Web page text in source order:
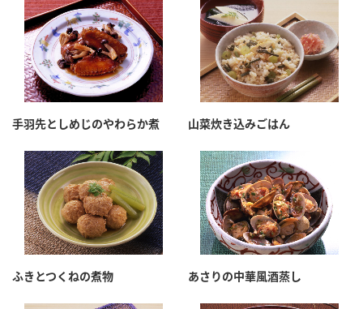
手羽先としめじのやわらか煮 山菜炊き込みごはん
ふきとつくねの煮物 あさりの中華風酒蒸し